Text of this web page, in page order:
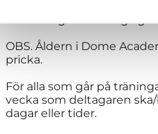
vecka 36 till
OBS. Åldern i Dome
pricka.
För alla som går på
vecka som deltagaren
dagar eller tider.